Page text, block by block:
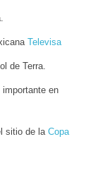
Televisa
de Terra.
en
sitio de la Copa